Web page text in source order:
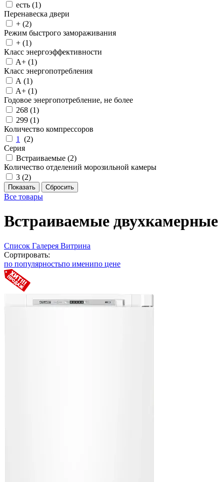
есть (1)
Перенавеска двери
+ (2)
Режим быстрого замораживания
+ (1)
Класс энергоэффективности
A+ (1)
Класс энергопотребления
A (1)
A+ (1)
Годовое энергопотребление, не более
268 (1)
299 (1)
Количество компрессоров
1
(2)
Серия
Встраиваемые (2)
Количество отделений морозильной камеры
3 (2)
Все товары
Встраиваемые двухкамерные
Список Галерея Витрина
Сортировать:
по популярностьпо именипо цене